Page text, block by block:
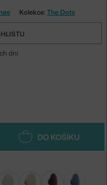
Kolekce: The Dots
dní
DO KOŠÍKU